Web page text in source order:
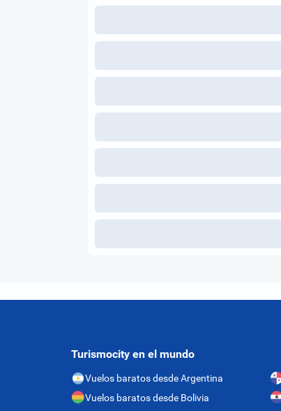
Turismocity en el mundo
Vuelos baratos desde Argentina
Vuelos baratos desde Bolivia